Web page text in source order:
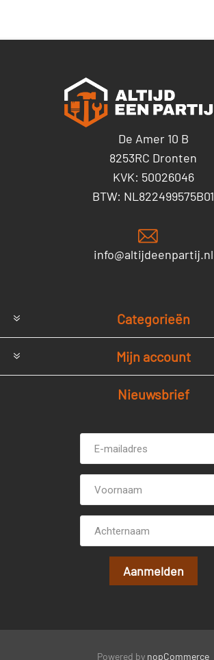
De Amer 10 B
8253RC Dronten
KVK: 50026046
BTW: NL822499575B01
info@altijdeenpartij.nl
Categorieën
Mijn account
Nieuwsbrief
mailadres *
Powered by nopCommerce